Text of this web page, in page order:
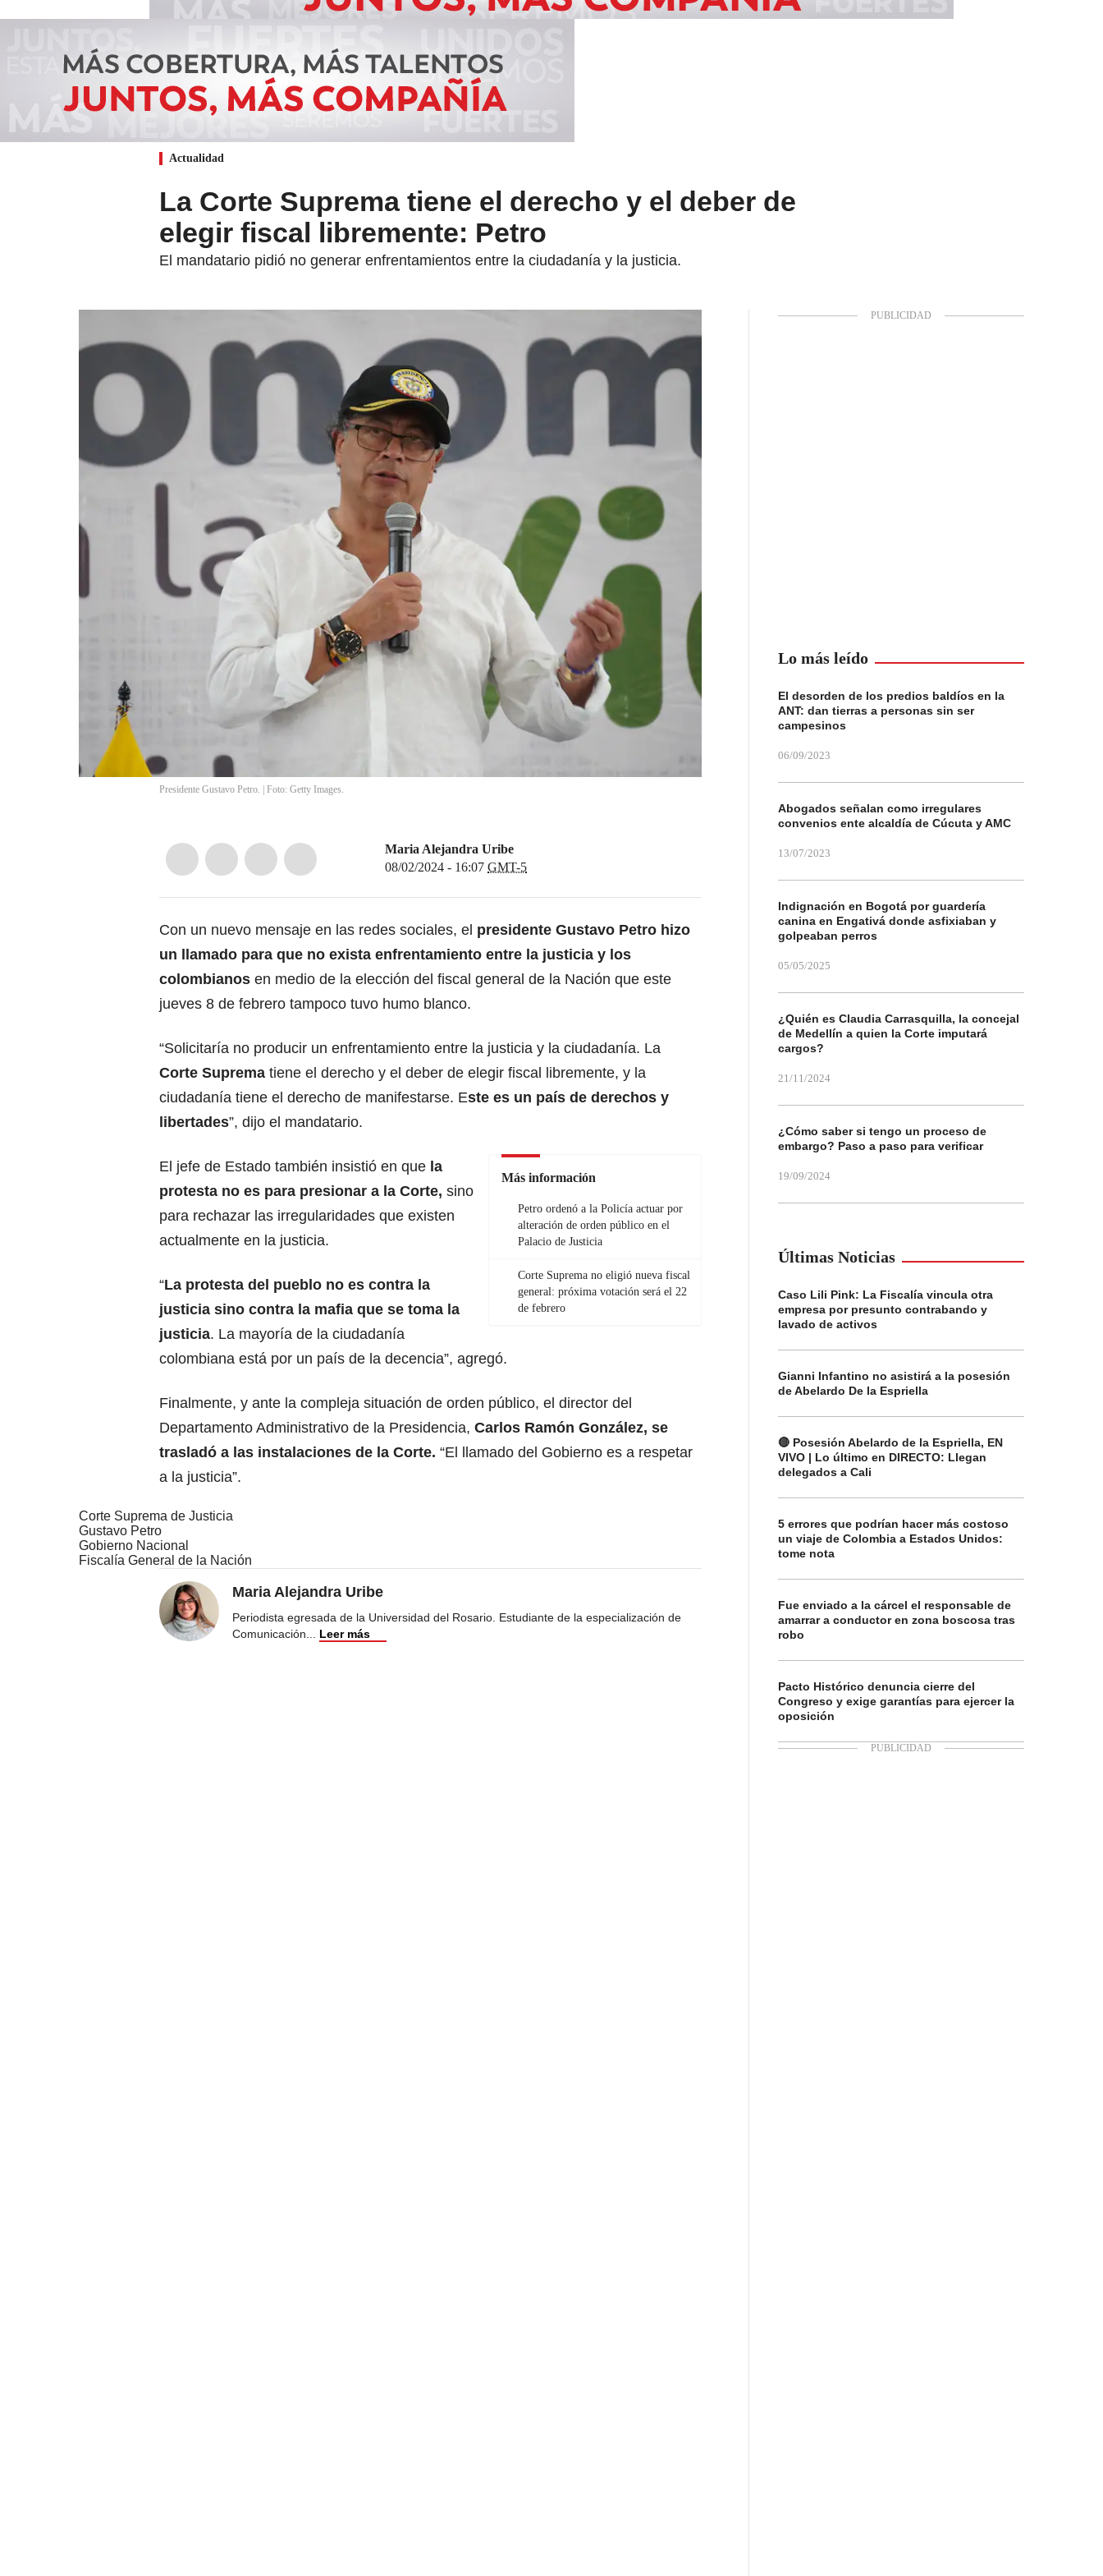
Actualidad
La Corte Suprema tiene el derecho y el deber de
elegir fiscal libremente: Petro
El mandatario pidió no generar enfrentamientos entre la ciudadanía y la justicia.
Presidente Gustavo Petro. | Foto: Getty Images.
Maria Alejandra Uribe
08/02/2024 - 16:07 GMT-5
Con un nuevo mensaje en las redes sociales, el presidente Gustavo Petro hizo
un llamado para que no exista enfrentamiento entre la justicia y los
colombianos en medio de la elección del fiscal general de la Nación que este
jueves 8 de febrero tampoco tuvo humo blanco.
“Solicitaría no producir un enfrentamiento entre la justicia y la ciudadanía. La
Corte Suprema tiene el derecho y el deber de elegir fiscal libremente, y la
ciudadanía tiene el derecho de manifestarse. Este es un país de derechos y
libertades”, dijo el mandatario.
Más información
Petro ordenó a la Policía actuar por
alteración de orden público en el
Palacio de Justicia
Corte Suprema no eligió nueva fiscal
general: próxima votación será el 22
de febrero
El jefe de Estado también insistió en que la
protesta no es para presionar a la Corte, sino
para rechazar las irregularidades que existen
actualmente en la justicia.
“La protesta del pueblo no es contra la
justicia sino contra la mafia que se toma la
justicia. La mayoría de la ciudadanía
colombiana está por un país de la decencia”, agregó.
Finalmente, y ante la compleja situación de orden público, el director del
Departamento Administrativo de la Presidencia, Carlos Ramón González, se
trasladó a las instalaciones de la Corte. “El llamado del Gobierno es a respetar
a la justicia”.
Corte Suprema de Justicia
Gustavo Petro
Gobierno Nacional
Fiscalía General de la Nación
Maria Alejandra Uribe
Periodista egresada de la Universidad del Rosario. Estudiante de la especialización de
Comunicación... Leer más
Lo más leído
El desorden de los predios baldíos en la
ANT: dan tierras a personas sin ser
campesinos
06/09/2023
Abogados señalan como irregulares
convenios ente alcaldía de Cúcuta y AMC
13/07/2023
Indignación en Bogotá por guardería
canina en Engativá donde asfixiaban y
golpeaban perros
05/05/2025
¿Quién es Claudia Carrasquilla, la concejal
de Medellín a quien la Corte imputará
cargos?
21/11/2024
¿Cómo saber si tengo un proceso de
embargo? Paso a paso para verificar
19/09/2024
Últimas Noticias
Caso Lili Pink: La Fiscalía vincula otra
empresa por presunto contrabando y
lavado de activos
Gianni Infantino no asistirá a la posesión
de Abelardo De la Espriella
🔴 Posesión Abelardo de la Espriella, EN
VIVO | Lo último en DIRECTO: Llegan
delegados a Cali
5 errores que podrían hacer más costoso
un viaje de Colombia a Estados Unidos:
tome nota
Fue enviado a la cárcel el responsable de
amarrar a conductor en zona boscosa tras
robo
Pacto Histórico denuncia cierre del
Congreso y exige garantías para ejercer la
oposición